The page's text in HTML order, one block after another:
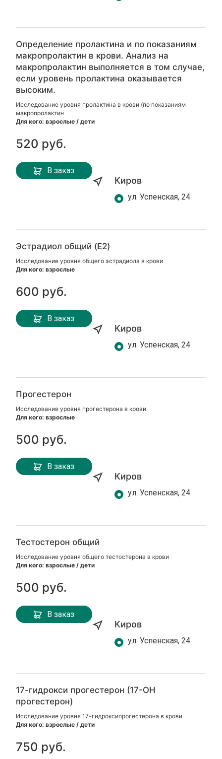
Определение пролактина и по показаниям
макропролактин в крови. Анализ на
макропролактин выполняется в том случае,
если уровень пролактина оказывается
высоким.
Исследование уровня пролактина в крови (по показаниям
макропролактин
Для кого: взрослые / дети
520 руб.
В заказ
Киров
ул. Успенская, 24
Эстрадиол общий (E2)
Исследование уровня общего эстрадиола в крови
Для кого: взрослые
600 руб.
В заказ
Киров
ул. Успенская, 24
Прогестерон
Исследование уровня прогестерона в крови
Для кого: взрослые
500 руб.
В заказ
Киров
ул. Успенская, 24
Тестостерон общий
Исследование уровня общего тестостерона в крови
Для кого: взрослые / дети
500 руб.
В заказ
Киров
ул. Успенская, 24
17-гидрокси прогестерон (17-ОН
прогестерон)
Исследование уровня 17-гидроксипрогестерона в крови
Для кого: взрослые / дети
750 руб.